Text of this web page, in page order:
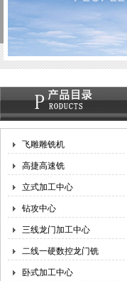
飞雕雕铣机
高捷高速铣
立式加工中心
钻攻中心
三线龙门加工中心
二线一硬数控龙门铣
卧式加工中心